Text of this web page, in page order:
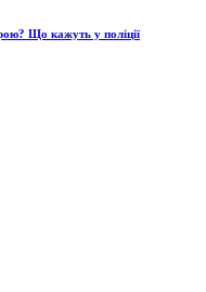
Що кажуть у поліції